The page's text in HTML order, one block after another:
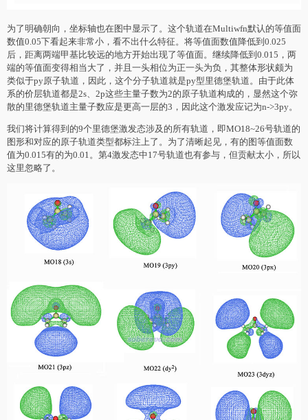
为了明确朝向，坐标轴也在图中显示了。这个轨道在Multiwfn默认的等值面
数值0.05下看起来非常小，看不出什么特征。将等值面数值降低到0.025
后，距离两端甲基比较远的地方开始出现了等值面。继续降低到0.015，两
端的等值面变得相当大了，并且一头相位为正一头为负，其整体形状颇为
类似于py原子轨道，因此，这个分子轨道就是py型里德堡轨道。由于此体
系的价层轨道都是2s、2p这些主量子数为2的原子轨道构成的，显然这个弥
散的里德堡轨道主量子数应是更高一层的3，因此这个激发应记为n->3py。
我们将计算得到的9个里德堡激发态涉及的所有轨道，即MO18~26号轨道的
图形和对应的原子轨道类型都标注上了。为了清晰起见，有的图等值面数
值为0.015有的为0.01。第4激发态中17号轨道也有参与，但贡献太小，所以
这里忽略了。